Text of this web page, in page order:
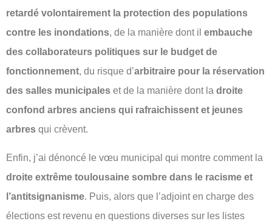
retardé volontairement la protection des populations
contre les inondations, de la manière dont il embauche
des collaborateurs politiques sur le budget de
fonctionnement, du risque d’arbitraire pour la réservation
des salles municipales et de la manière dont la droite
confond arbres anciens qui rafraichissent et jeunes
arbres qui crèvent.
Enfin, j’ai dénoncé le vœu municipal qui montre comment la
droite extrême toulousaine sombre dans le racisme et
l’antitsignanisme. Puis, alors que l’adjoint en charge des
élections est revenu en questions diverses sur les listes